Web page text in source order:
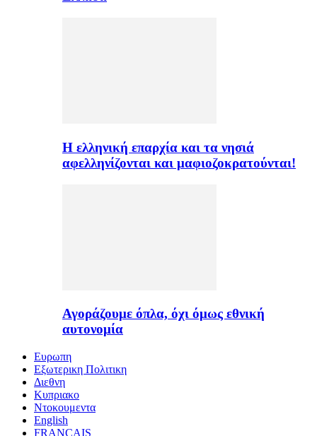
H ελληνική επαρχία και τα νησιά
αφελληνίζονται και μαφιοζοκρατούνται!
Αγοράζουμε όπλα, όχι όμως εθνική
αυτονομία
Ευρωπη
Εξωτερικη Πολιτικη
Διεθνη
Κυπριακο
Ντοκουμεντα
English
FRANÇAIS